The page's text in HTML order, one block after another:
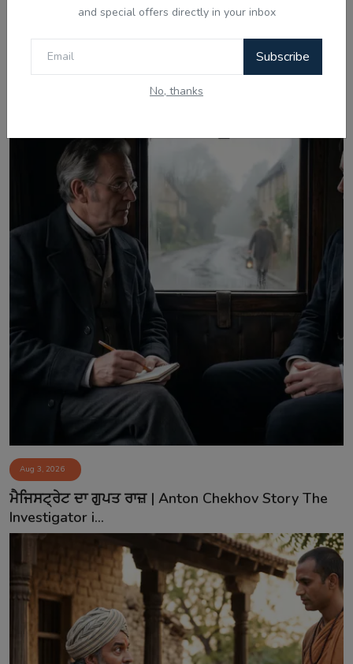
and special offers directly in your inbox
Subscribe
No, thanks
Related Posts
Aug 3, 2026
ਮੈਜਿਸਟ੍ਰੇਟ ਦਾ ਗੁਪਤ ਰਾਜ਼ | Anton Chekhov Story The
Investigator i...